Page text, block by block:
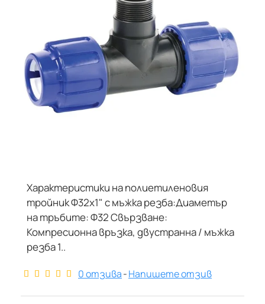
Характеристики на полиетиленовия
тройник Ф32х1" с мъжка резба:Диаметър
на тръбите: Ф32 Свързване:
Компресионна връзка, двустранна / мъжка
резба 1..
0 отзива-Напишете отзив